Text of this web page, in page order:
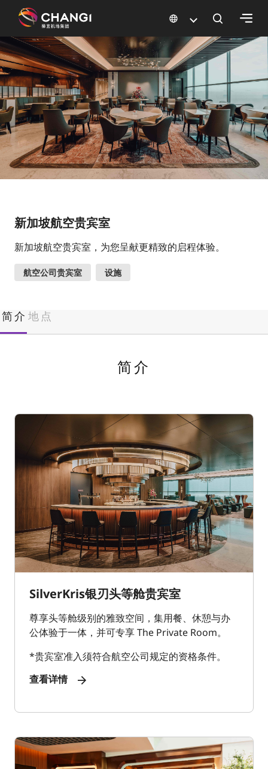
所
有
樟
宜
网
站:
选
言:
新加坡航空贵宾室
新加坡航空贵宾室，为您呈献更精致的启程体验。
航空公司贵宾室 设施
简介 地点
简介
SilverKris银刃头等舱贵宾室
尊享头等舱级别的雅致空间，集用餐、休憩与办
公体验于一体，并可专享 The Private Room。
*贵宾室准入须符合航空公司规定的资格条件。
查看详情